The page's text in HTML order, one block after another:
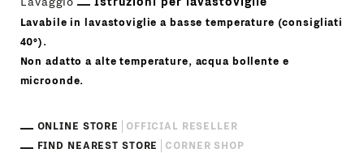
Lavabile in lavastoviglie a basse temperature (consigliati
40°).
Non adatto a alte temperature, acqua bollente e
microonde.
ONLINE STORE
OFFICIAL RESELLER
FIND NEAREST STORE
CORNER SHOP